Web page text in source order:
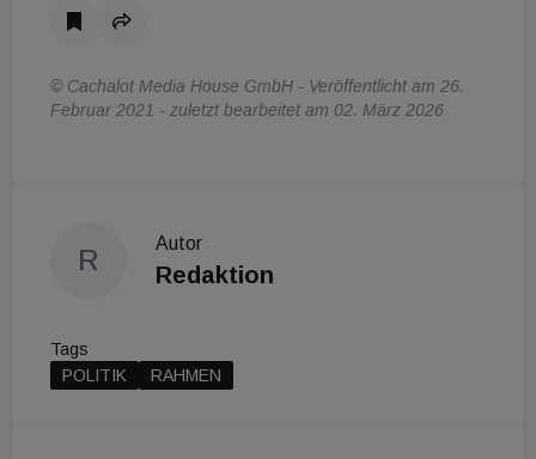
© Cachalot Media House GmbH - Veröffentlicht am 26.
Februar 2021 - zuletzt bearbeitet am 02. März 2026
R
Autor
Redaktion
Tags
POLITIK
RAHMEN